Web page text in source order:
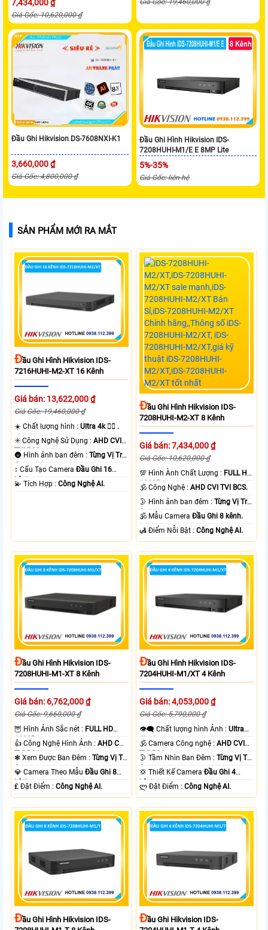
7,434,000 ₫
Giá Gốc: 10,620,000 ₫
Đầu Ghi Hikvision DS-7608NXI-K1
3,660,000 ₫
Giá Gốc: 4,800,000 ₫
Đầu Ghi Hình Hikvision IDS-
7208HUHI-M1/E E 8MP Lite
5%-35%
Giá Gốc: liên hệ
SẢN PHẨM MỚI RA MẮT
ĐẦu Ghi Hình Hikvision IDS-
7216HUHI-M2-XT 16 Kênh
Giá bán: 13,622,000 ₫
Giá Gốc: 19,460,000 ₫
☀️ Chất lượng hình :Ultra 4k 👍🏾 .
✳️ Công Nghệ Sử Dụng :AHD CVI
TVI BCS.
🌚 Hình ảnh ban đêm :Từng Vị Trí
Camera .
↕️ Cấu Tạo CameraĐầu Ghi 16
kênh.
️💫 Tích Hợp :Công Nghệ AI.
ĐẦu Ghi Hình Hikvision IDS-
7208HUHI-M2-XT 8 Kênh
Giá bán: 7,434,000 ₫
Giá Gốc: 10,620,000 ₫
💯 Hình Ành Chất Lượng : FULL HD
1080P .
🕉️ Công Nghệ :AHD CVI TVI BCS.
🌛 Hình ảnh ban đêm :Từng Vị Trí
Camera .
🕉️ Mẫu CameraĐầu Ghi 8 kênh.
️🛃 Điểm Nỗi Bật :Công Nghệ AI.
ĐẦu Ghi Hình Hikvision IDS-
7208HUHI-M1-XT 8 Kênh
Giá bán: 6,762,000 ₫
Giá Gốc: 9,660,000 ₫
🦉 Hình Ảnh Sắc nét : FULL HD
1080P .
👍 Công Nghệ Hình Ảnh :AHD CVI
TVI BCS.
❃ Xem Được Ban Đêm :Từng Vị Trí
Camera .
💎 Camera Theo MẫuĐầu Ghi 8
kênh.
️₤ Đặt Điểm :Công Nghệ AI.
ĐẦu Ghi Hình Hikvision IDS-
7204HUHI-M1/XT 4 Kênh
Giá bán: 4,053,000 ₫
Giá Gốc: 5,790,000 ₫
👁️‍🗨 Chất lượng hình Ảnh :Ultra
4k 👍🏾 .
🕉️ Camera Công nghệ :AHD CVI
TVI BCS.
🌛 Tầm Nhìn Ban Đêm :Từng Vị Trí
Camera .
💢 Thiết Kế CameraĐầu Ghi 4
kênh.
️ლ Đặt Điểm :Công Nghệ AI.
ĐẦu Ghi Hình Hikvision IDS-
ĐẦu Ghi Hikvision IDS-